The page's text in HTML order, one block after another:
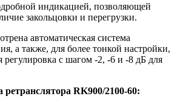
индикацией, позволяющей
закольцовки и перегрузки.
автоматическая система
а также, для более тонкой настройки,
регулировка с шагом -2, -6 и -8 дБ для
RK900/2100-60: